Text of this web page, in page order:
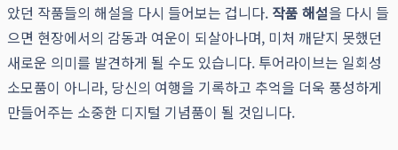
았던 작품들의 해설을 다시 들어보는 겁니다. 작품 해설을 다시 들
으면 현장에서의 감동과 여운이 되살아나며, 미처 깨닫지 못했던
새로운 의미를 발견하게 될 수도 있습니다. 투어라이브는 일회성
소모품이 아니라, 당신의 여행을 기록하고 추억을 더욱 풍성하게
만들어주는 소중한 디지털 기념품이 될 것입니다.